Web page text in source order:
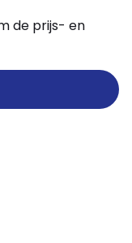
de prijs- en